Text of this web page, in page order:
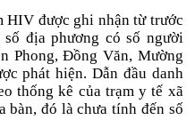
HIV được ghi nhận từ trước
địa phương có số người
Phong, Đồng Văn, Mường
phát hiện. Dẫn đầu danh
thống kê của trạm y tế xã
bàn, đó là chưa tính đến số